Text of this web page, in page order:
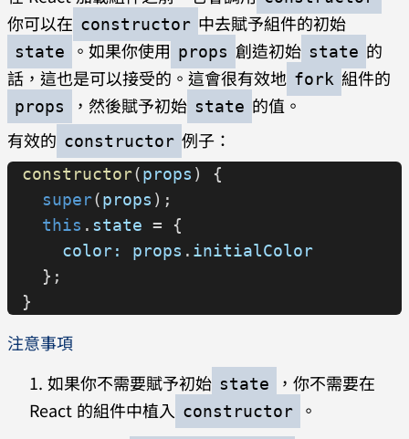
你可以在 constructor 中去賦予組件的初始
state 。如果你使用 props 創造初始 state 的
話，這也是可以接受的。這會很有效地 fork 組件的
props ，然後賦予初始 state 的值。
有效的 constructor 例子：
constructor(props ) {
  super
(props );
  this
. state = {
    color:
props . initialColor
  };
}
注意事項
如果你不需要賦予初始 state
，你不需要在
React 的組件中植入 constructor
。